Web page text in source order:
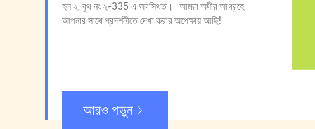
হল ২, বুথ নং ২-335 এ অবস্থিত। আমরা অধীর আগ্রহে
আরও পড়ুন